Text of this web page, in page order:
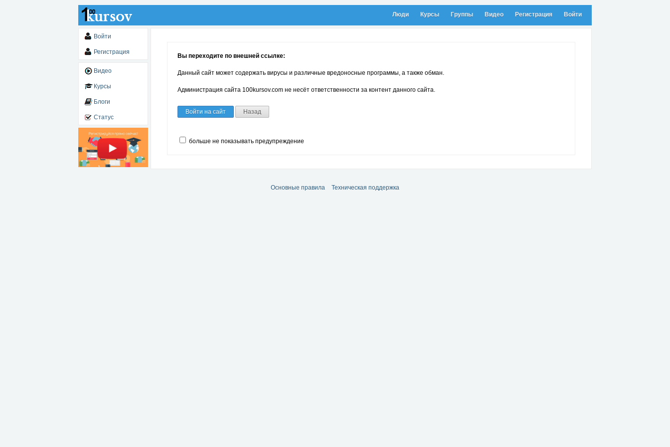
Люди Курсы Группы Видео Регистрация Войти
Войти
Регистрация
Видео
Курсы
Блоги
Статус
Вы переходите по внешней ссылке:
Данный сайт может содержать вирусы и различные вредоносные программы, а также обман.
Администрация сайта 100kursov.com не несёт ответственности за контент данного сайта.
Войти на сайт Назад
больше не показывать предупреждение
Основные правила Техническая поддержка